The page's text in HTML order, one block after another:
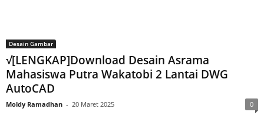
Desain Gambar
√[LENGKAP]Download Desain Asrama
Mahasiswa Putra Wakatobi 2 Lantai DWG
AutoCAD
Moldy Ramadhan - 20 Maret 2025 0